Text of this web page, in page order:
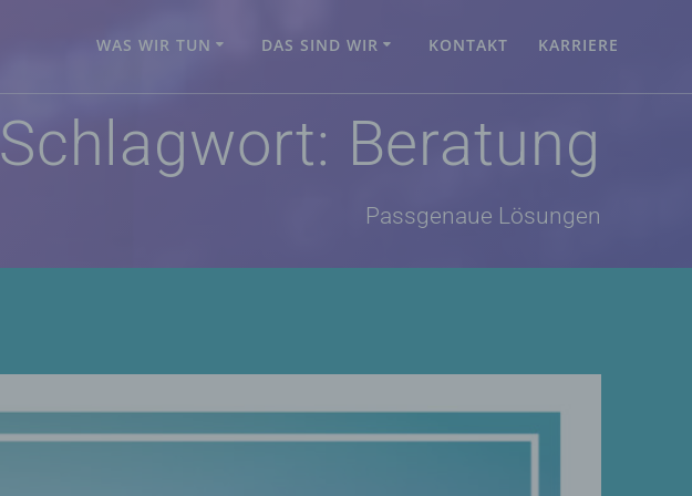
WAS WIR TUN DAS SIND WIR KONTAKT KARRIERE
Schlagwort: Beratung
Passgenaue Lösungen